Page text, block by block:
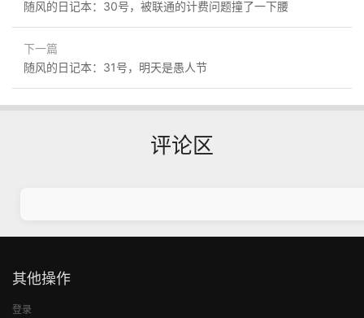
随风的日记本：30号，被联通的计费问题撞了一下腰
下一篇
随风的日记本：31号，明天是愚人节
评论区
其他操作
登录